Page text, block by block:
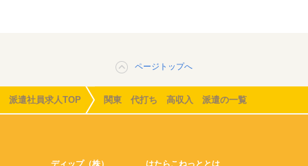
ページトップへ
派遣社員求人TOP 関東 代打ち 高収入 派遣の一覧